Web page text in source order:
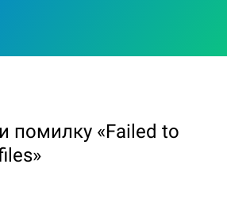
помилку «Failed to